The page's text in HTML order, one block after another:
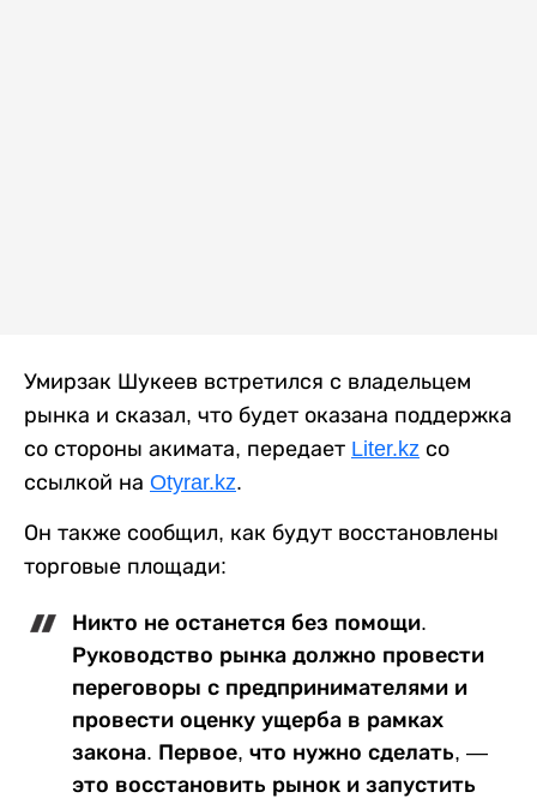
Умирзак Шукеев встретился с владельцем
рынка и сказал, что будет оказана поддержка
со стороны акимата, передает Liter.kz со
ссылкой на Otyrar.kz.
Он также сообщил, как будут восстановлены
торговые площади:
Никто не останется без помощи.
Руководство рынка должно провести
переговоры с предпринимателями и
провести оценку ущерба в рамках
закона. Первое, что нужно сделать, —
это восстановить рынок и запустить